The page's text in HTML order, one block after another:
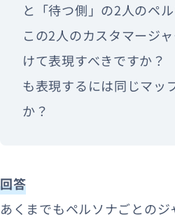
と「待つ側」の2人のペ
この2人のカスタマージ
けて表現すべきですか
も表現するには同じマッ
か？
回答
あくまでもペルソナごとの